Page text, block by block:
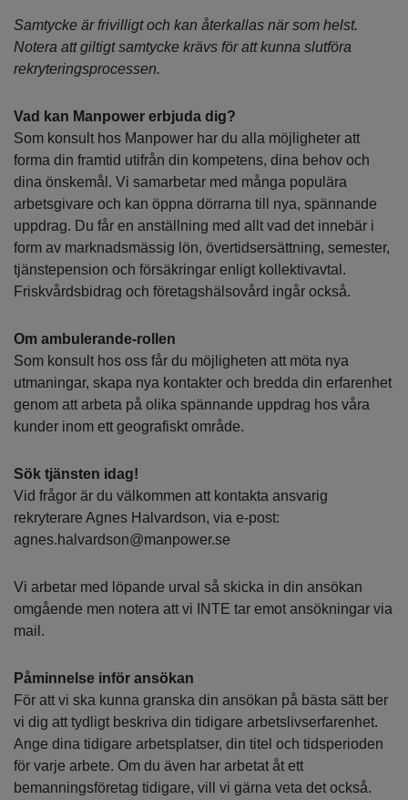
Samtycke är frivilligt och kan återkallas när som helst.
Notera att giltigt samtycke krävs för att kunna slutföra
rekryteringsprocessen.
Vad kan Manpower erbjuda dig?
Som konsult hos Manpower har du alla möjligheter att
forma din framtid utifrån din kompetens, dina behov och
dina önskemål. Vi samarbetar med många populära
arbetsgivare och kan öppna dörrarna till nya, spännande
uppdrag. Du får en anställning med allt vad det innebär i
form av marknadsmässig lön, övertidsersättning, semester,
tjänstepension och försäkringar enligt kollektivavtal.
Friskvårdsbidrag och företagshälsovård ingår också.
Om ambulerande-rollen
Som konsult hos oss får du möjligheten att möta nya
utmaningar, skapa nya kontakter och bredda din erfarenhet
genom att arbeta på olika spännande uppdrag hos våra
kunder inom ett geografiskt område.
Sök tjänsten idag!
Vid frågor är du välkommen att kontakta ansvarig
rekryterare Agnes Halvardson, via e-post:
agnes.halvardson@manpower.se
Vi arbetar med löpande urval så skicka in din ansökan
omgående men notera att vi INTE tar emot ansökningar via
mail.
Påminnelse inför ansökan
För att vi ska kunna granska din ansökan på bästa sätt ber
vi dig att tydligt beskriva din tidigare arbetslivserfarenhet.
Ange dina tidigare arbetsplatser, din titel och tidsperioden
för varje arbete. Om du även har arbetat åt ett
bemanningsföretag tidigare, vill vi gärna veta det också.